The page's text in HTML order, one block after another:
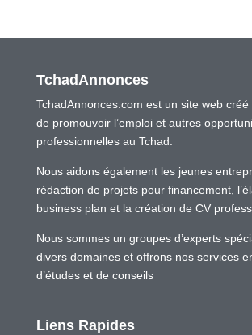
TchadAnnonces
TchadAnnonces.com est un site web créé
de promouvoir l’emploi et autres
professionnelles au Tchad.
Nous aidons également les jeunes
rédaction de projets pour financement,
business plan et la création de CV
Nous sommes un groupes d’experts
divers domaines et offrons nos services
d’études et de conseils
Liens Rapides